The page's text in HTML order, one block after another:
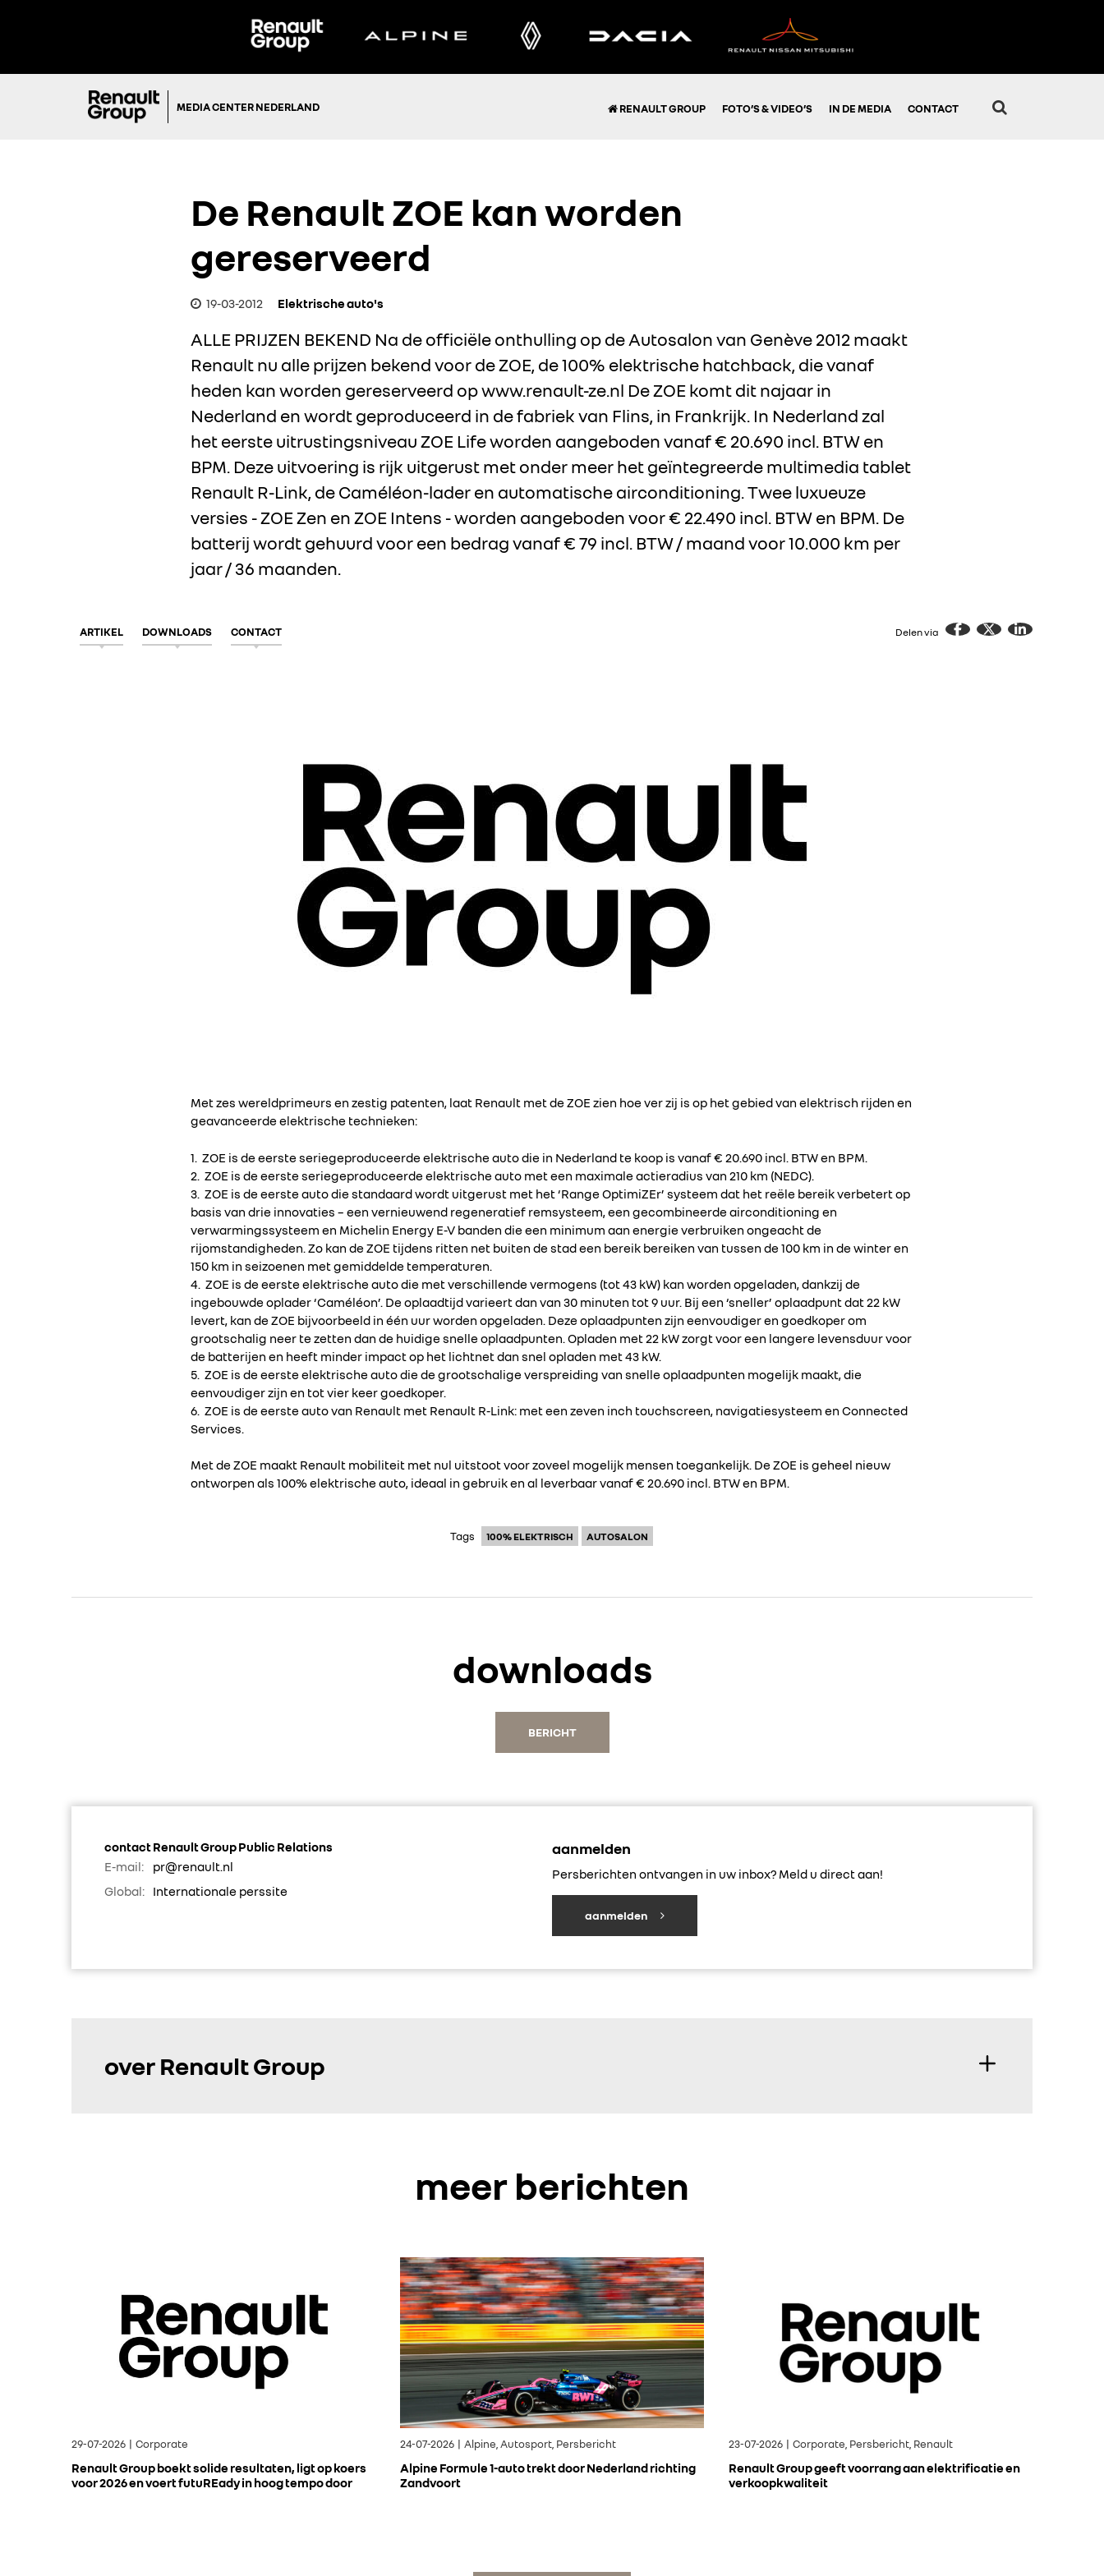
MEDIA CENTER NEDERLAND RENAULT GROUP FOTO’S & VIDEO’S IN DE MEDIA CONTACT
De Renault ZOE kan worden
gereserveerd
19-03-2012 Elektrische auto's
ALLE PRIJZEN BEKEND Na de officiële onthulling op de Autosalon van Genève 2012 maakt
Renault nu alle prijzen bekend voor de ZOE, de 100% elektrische hatchback, die vanaf
heden kan worden gereserveerd op www.renault-ze.nl De ZOE komt dit najaar in
Nederland en wordt geproduceerd in de fabriek van Flins, in Frankrijk. In Nederland zal
het eerste uitrustingsniveau ZOE Life worden aangeboden vanaf € 20.690 incl. BTW en
BPM. Deze uitvoering is rijk uitgerust met onder meer het geïntegreerde multimedia tablet
Renault R-Link, de Caméléon-lader en automatische airconditioning. Twee luxueuze
versies - ZOE Zen en ZOE Intens - worden aangeboden voor € 22.490 incl. BTW en BPM. De
batterij wordt gehuurd voor een bedrag vanaf € 79 incl. BTW / maand voor 10.000 km per
jaar / 36 maanden.
ARTIKEL DOWNLOADS CONTACT Delen via
Met zes wereldprimeurs en zestig patenten, laat Renault met de ZOE zien hoe ver zij is op het gebied van elektrisch rijden en
geavanceerde elektrische technieken:
1. ZOE is de eerste seriegeproduceerde elektrische auto die in Nederland te koop is vanaf € 20.690 incl. BTW en BPM.
2. ZOE is de eerste seriegeproduceerde elektrische auto met een maximale actieradius van 210 km (NEDC).
3. ZOE is de eerste auto die standaard wordt uitgerust met het ‘Range OptimiZEr’ systeem dat het reële bereik verbetert op
basis van drie innovaties – een vernieuwend regeneratief remsysteem, een gecombineerde airconditioning en
verwarmingssysteem en Michelin Energy E-V banden die een minimum aan energie verbruiken ongeacht de
rijomstandigheden. Zo kan de ZOE tijdens ritten net buiten de stad een bereik bereiken van tussen de 100 km in de winter en
150 km in seizoenen met gemiddelde temperaturen.
4. ZOE is de eerste elektrische auto die met verschillende vermogens (tot 43 kW) kan worden opgeladen, dankzij de
ingebouwde oplader ‘Caméléon’. De oplaadtijd varieert dan van 30 minuten tot 9 uur. Bij een ‘sneller’ oplaadpunt dat 22 kW
levert, kan de ZOE bijvoorbeeld in één uur worden opgeladen. Deze oplaadpunten zijn eenvoudiger en goedkoper om
grootschalig neer te zetten dan de huidige snelle oplaadpunten. Opladen met 22 kW zorgt voor een langere levensduur voor
de batterijen en heeft minder impact op het lichtnet dan snel opladen met 43 kW.
5. ZOE is de eerste elektrische auto die de grootschalige verspreiding van snelle oplaadpunten mogelijk maakt, die
eenvoudiger zijn en tot vier keer goedkoper.
6. ZOE is de eerste auto van Renault met Renault R-Link: met een zeven inch touchscreen, navigatiesysteem en Connected
Services.
Met de ZOE maakt Renault mobiliteit met nul uitstoot voor zoveel mogelijk mensen toegankelijk. De ZOE is geheel nieuw
ontworpen als 100% elektrische auto, ideaal in gebruik en al leverbaar vanaf € 20.690 incl. BTW en BPM.
Tags 100% ELEKTRISCH AUTOSALON
downloads
BERICHT
contact Renault Group Public Relations
E-mail:
pr@renault.nl
Global:
Internationale perssite
aanmelden
Persberichten ontvangen in uw inbox? Meld u direct aan!
aanmelden
over Renault Group
meer berichten
29-07-2026 | Corporate
Renault Group boekt solide resultaten, ligt op koers
voor 2026 en voert futuREady in hoog tempo door
24-07-2026 | Alpine, Autosport, Persbericht
Alpine Formule 1-auto trekt door Nederland richting
Zandvoort
23-07-2026 | Corporate, Persbericht, Renault
Renault Group geeft voorrang aan elektrificatie en
verkoopkwaliteit